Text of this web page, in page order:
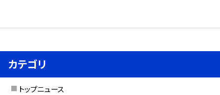
カテゴリ
トップニュース